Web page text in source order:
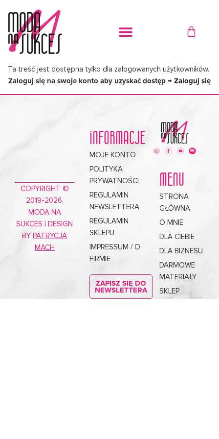
do
Ta treść jest dostępna tylko dla zalogowanych użytkowników.
Zaloguj się na swoje konto aby uzyskać dostęp → Zaloguj się
MENU
STRONA
GŁÓWNA
O MNIE
DLA CIEBIE
DLA BIZNESU
DARMOWE
MATERIAŁY
SKLEP
INFORMACJE
MOJE KONTO
POLITYKA
PRYWATNOŚCI
REGULAMIN
NEWSLETTERA
REGULAMIN
SKLEPU
IMPRESSUM / O
FIRMIE
ZAPISZ SIĘ DO
NEWSLETTERA
COPYRIGHT ©
2019-2026.
MODA NA
SUKCES | DESIGN
BYPATRYCJA
MACH